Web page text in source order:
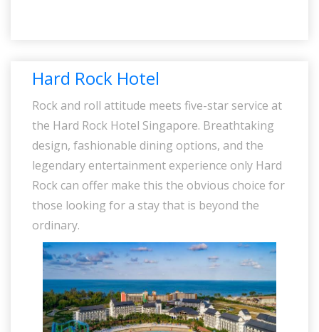
Hard Rock Hotel
Rock and roll attitude meets five-star service at
the Hard Rock Hotel Singapore. Breathtaking
design, fashionable dining options, and the
legendary entertainment experience only Hard
Rock can offer make this the obvious choice for
those looking for a stay that is beyond the
ordinary.